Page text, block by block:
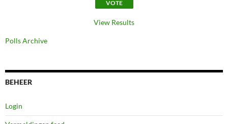
View Results
Polls Archive
BEHEER
Login